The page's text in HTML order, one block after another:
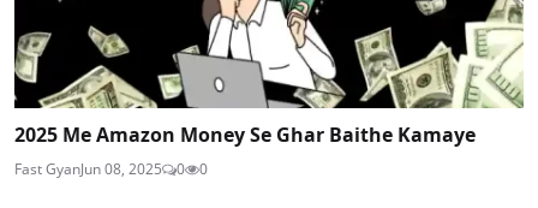
2025 Me Amazon Money Se Ghar Baithe Kamaye
Fast GyanJun 08, 2025 0 0